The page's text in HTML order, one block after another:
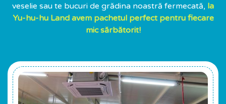
veselie sau te bucuri de grădina noastră fermecată, la
Yu-hu-hu Land avem pachetul perfect pentru fiecare
mic sărbătorit!